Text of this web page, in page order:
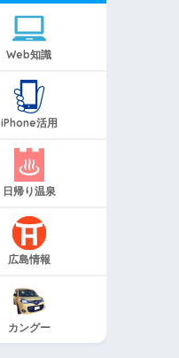
Web知識
iPhone活用
日帰り温泉
広島情報
カングー